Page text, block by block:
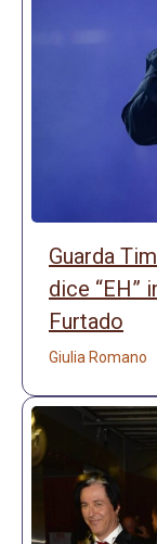
Guarda
dice “EH”
Furtado
Giulia Romano